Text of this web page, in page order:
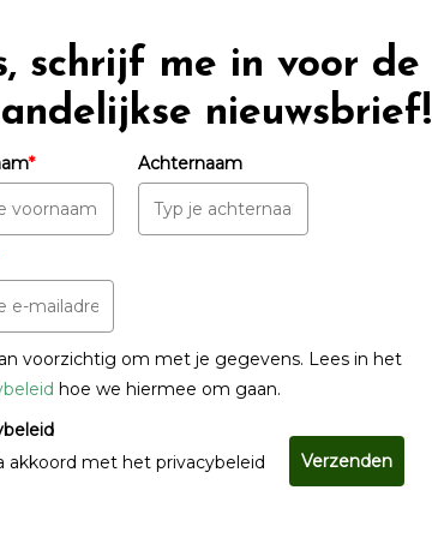
schrijf me in voor de
nieuwsbrief!
* Achternaam
voorzichtig om met je gegevens. Lees in het
hoe we hiermee om gaan.
akkoord met het privacybeleid
Verzenden